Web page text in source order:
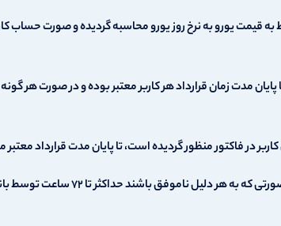
قیمت یورو به نرخ روز یورو محاسبه گردیده و صورت حساب
مدت زمان قرارداد هر کاربر معتبر بوده و در صورت هر گونه
در فاکتور منظور گردیده است، تا پایان مدت قرارداد
باشند حداکثر تا ۷۲ ساعت توسط بانک به کارت کاربر بازگشت داده خواهد شد.